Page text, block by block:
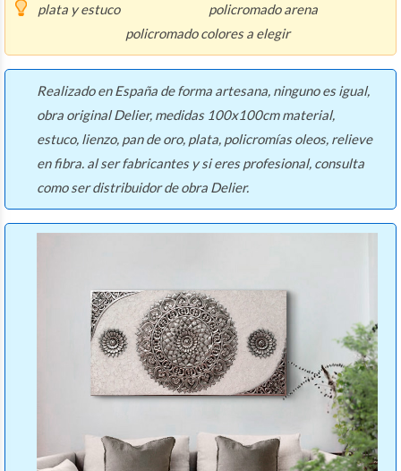
plata y estuco policromado arena
policromado colores a elegir
Realizado en España de forma artesana, ninguno es igual,
obra original Delier, medidas 100x100cm material,
estuco, lienzo, pan de oro, plata, policromías oleos, relieve
en fibra. al ser fabricantes y si eres profesional, consulta
como ser distribuidor de obra Delier.